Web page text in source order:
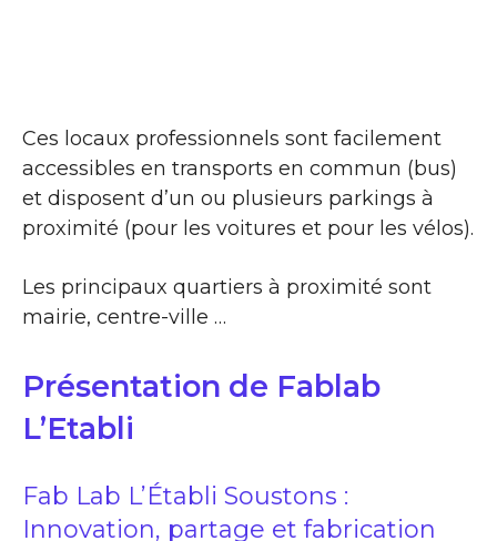
Ces locaux professionnels sont facilement
accessibles en transports en commun (bus)
et disposent d’un ou plusieurs parkings à
proximité (pour les voitures et pour les vélos).
Les principaux quartiers à proximité sont
mairie, centre-ville …
Présentation de Fablab
L’Etabli
Fab Lab L’Établi Soustons :
Innovation, partage et fabrication